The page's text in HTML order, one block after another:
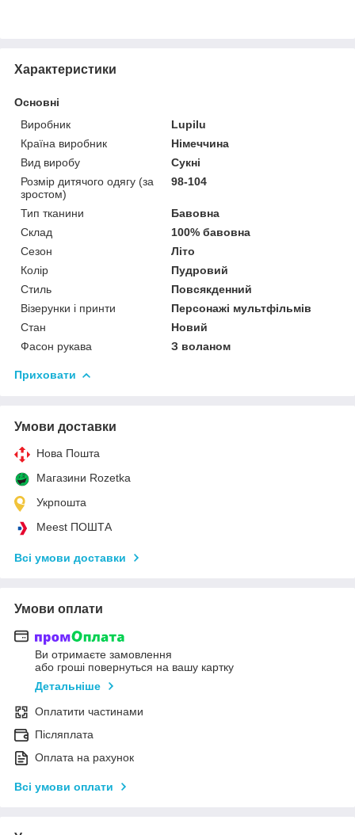
Характеристики
Основні
Виробник
Lupilu
Країна виробник
Німеччина
Вид виробу
Сукні
Розмір дитячого одягу (за
зростом)
98-104
Тип тканини
Бавовна
Склад
100% бавовна
Сезон
Літо
Колір
Пудровий
Стиль
Повсякденний
Візерунки і принти
Персонажі мультфільмів
Стан
Новий
Фасон рукава
З воланом
Приховати
Умови доставки
Нова Пошта
Магазини Rozetka
Укрпошта
Meest ПОШТА
Всі умови доставки
Умови оплати
Ви отримаєте замовлення
або гроші повернуться на вашу картку
Детальніше
Оплатити частинами
Післяплата
Оплата на рахунок
Всі умови оплати